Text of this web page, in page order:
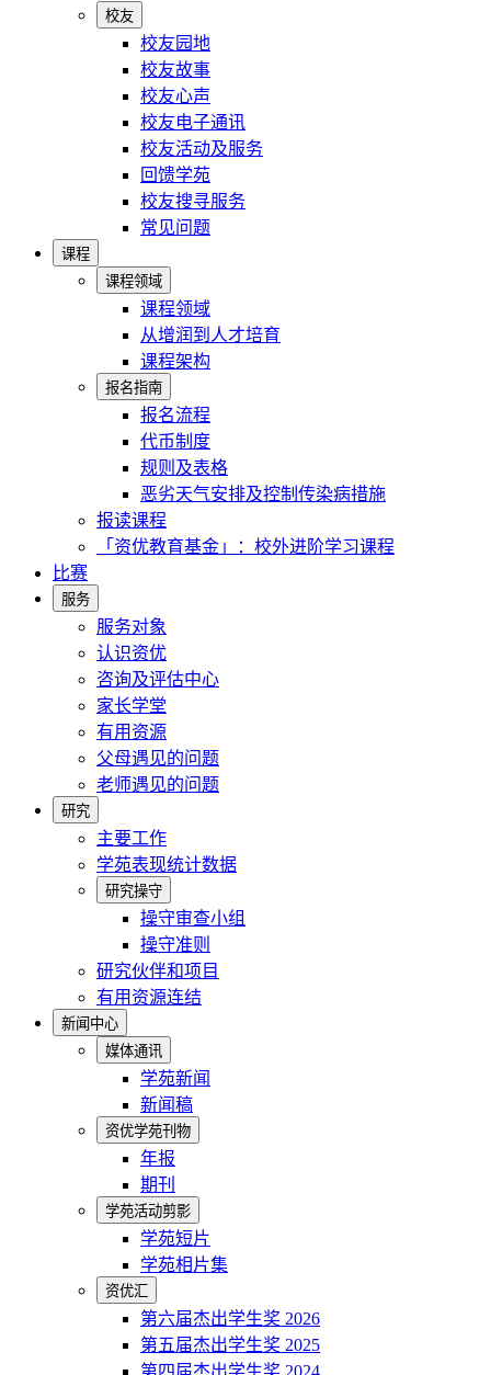
校友
校友园地
校友故事
校友心声
校友电子通讯
校友活动及服务
回馈学苑
校友搜寻服务
常见问题
课程
课程领域
课程领域
从增润到人才培育
课程架构
报名指南
报名流程
代币制度
规则及表格
恶劣天气安排及控制传染病措施
报读课程
「资优教育基金」：校外进阶学习课程
比赛
服务
服务对象
认识资优
咨询及评估中心
家长学堂
有用资源
父母遇见的问题
老师遇见的问题
研究
主要工作
学苑表现统计数据
研究操守
操守审查小组
操守准则
研究伙伴和项目
有用资源连结
新闻中心
媒体通讯
学苑新闻
新闻稿
资优学苑刊物
年报
期刊
学苑活动剪影
学苑短片
学苑相片集
资优汇
第六届杰出学生奖 2026
第五届杰出学生奖 2025
第四届杰出学生奖 2024